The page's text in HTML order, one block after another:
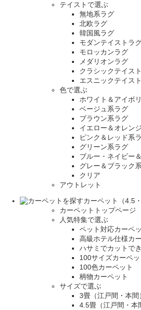
テイストで選ぶ
無地系ラグ
北欧ラグ
韓国風ラグ
モダンテイストラ
モロッカンラグ
メダリオンラグ
クラシックテイス
エスニックテイス
色で選ぶ
ホワイト＆アイボ
ベージュ系ラグ
ブラウン系ラグ
イエロー＆オレン
ピンク＆レッド系
グリーン系ラグ
ブルー・ネイビー
グレー＆ブラック
クリア
アウトレット
カーペット（4.5
カーペットトップページ
人気特集で選ぶ
ペット対応カーペ
高級ホテル仕様カ
ハサミでカットで
100サイズカーペッ
100色カーペット
柄物カーペット
サイズで選ぶ
3畳（江戸間・本間
4.5畳（江戸間・本